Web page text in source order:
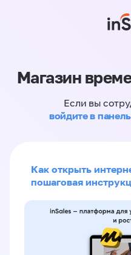
Магазин
Если вы
войдите в
Как открыть
пошаговая